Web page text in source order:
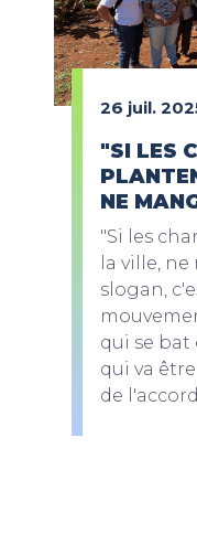
26 juil.
"SI LES
NE
"Si les
la ville,
slogan,
qui se
qui va
de